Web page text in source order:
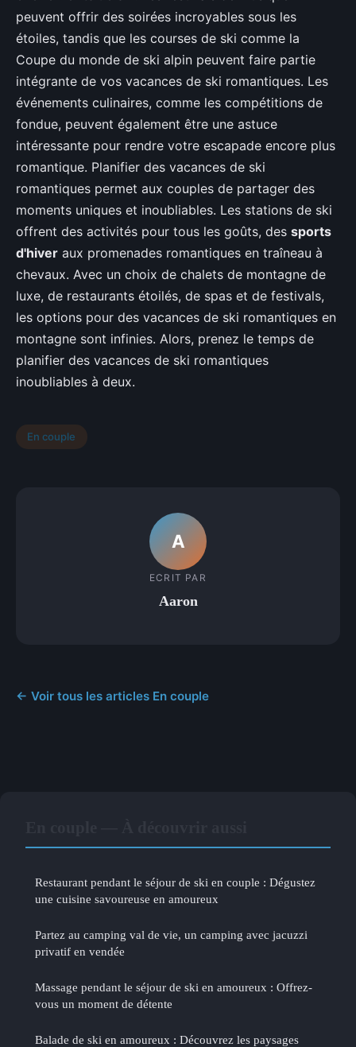
peuvent offrir des soirées incroyables sous les
étoiles, tandis que les courses de ski comme la
Coupe du monde de ski alpin peuvent faire partie
intégrante de vos vacances de ski romantiques. Les
événements culinaires, comme les compétitions de
fondue, peuvent également être une astuce
intéressante pour rendre votre escapade encore plus
romantique. Planifier des vacances de ski
romantiques permet aux couples de partager des
moments uniques et inoubliables. Les stations de ski
offrent des activités pour tous les goûts, des sports
d'hiver aux promenades romantiques en traîneau à
chevaux. Avec un choix de chalets de montagne de
luxe, de restaurants étoilés, de spas et de festivals,
les options pour des vacances de ski romantiques en
montagne sont infinies. Alors, prenez le temps de
planifier des vacances de ski romantiques
inoubliables à deux.
En couple
A
ECRIT PAR
Aaron
← Voir tous les articles En couple
Restaurant pendant le séjour de ski en couple : Dégustez
une cuisine savoureuse en amoureux
Partez au camping val de vie, un camping avec jacuzzi
privatif en vendée
Massage pendant le séjour de ski en amoureux : Offrez-
vous un moment de détente
Balade de ski en amoureux : Découvrez les paysages